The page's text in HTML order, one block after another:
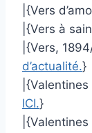
|{Vers
|{Vers à
|{Vers,
d’actualité.}
ICI.}